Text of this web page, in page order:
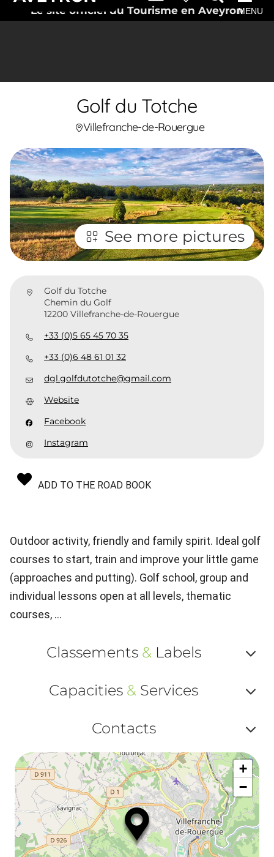
Le site officiel du Tourisme en AveyronMENU
Golf du Totche
Villefranche-de-Rouergue
See more pictures
Golf du Totche
Chemin du Golf
12200 Villefranche-de-Rouergue
+33 (0)5 65 45 70 35
+33 (0)6 48 61 01 32
dgl.golfdutotche@gmail.com
Website
Facebook
Instagram
ADD TO THE ROAD BOOK
Outdoor activity, friendly and family spirit. Ideal golf
courses to start, train and improve your little game
(approaches and putting). Golf school, group and
individual lessons open at all levels, thematic
courses, ...
Classements & Labels
ou
Capacities & Services
ou
Contacts
ou
+
−